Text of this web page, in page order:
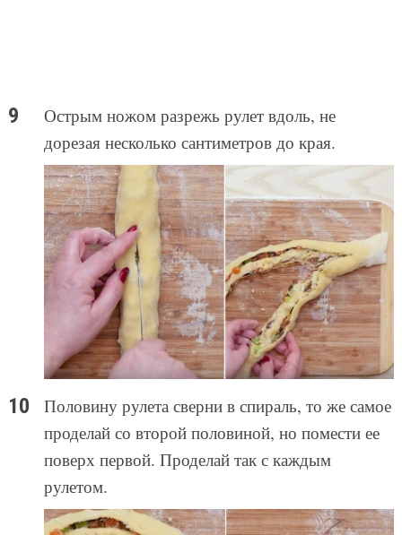
Острым ножом разрежь рулет вдоль, не
дорезая несколько сантиметров до края.
Половину рулета сверни в спираль, то же самое
проделай со второй половиной, но помести ее
поверх первой. Проделай так с каждым
рулетом.